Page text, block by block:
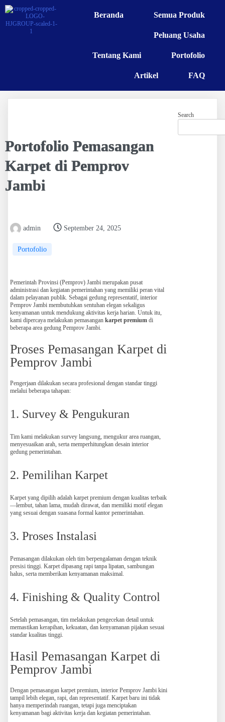
Beranda Semua Produk
Peluang Usaha
Tentang Kami Portofolio
Artikel FAQ
Portofolio Pemasangan
Karpet di Pemprov
Jambi
admin September 24, 2025
Portofolio
Pemerintah Provinsi (Pemprov) Jambi merupakan pusat
administrasi dan kegiatan pemerintahan yang memiliki peran vital
dalam pelayanan publik. Sebagai gedung representatif, interior
Pemprov Jambi membutuhkan sentuhan elegan sekaligus
kenyamanan untuk mendukung aktivitas kerja harian. Untuk itu,
kami dipercaya melakukan pemasangan karpet premium di
beberapa area gedung Pemprov Jambi.
Proses Pemasangan Karpet di
Pemprov Jambi
Pengerjaan dilakukan secara profesional dengan standar tinggi
melalui beberapa tahapan:
1. Survey & Pengukuran
Tim kami melakukan survey langsung, mengukur area ruangan,
menyesuaikan arah, serta memperhitungkan desain interior
gedung pemerintahan.
2. Pemilihan Karpet
Karpet yang dipilih adalah karpet premium dengan kualitas terbaik
—lembut, tahan lama, mudah dirawat, dan memiliki motif elegan
yang sesuai dengan suasana formal kantor pemerintahan.
3. Proses Instalasi
Pemasangan dilakukan oleh tim berpengalaman dengan teknik
presisi tinggi. Karpet dipasang rapi tanpa lipatan, sambungan
halus, serta memberikan kenyamanan maksimal.
4. Finishing & Quality Control
Setelah pemasangan, tim melakukan pengecekan detail untuk
memastikan kerapihan, kekuatan, dan kenyamanan pijakan sesuai
standar kualitas tinggi.
Hasil Pemasangan Karpet di
Pemprov Jambi
Dengan pemasangan karpet premium, interior Pemprov Jambi kini
tampil lebih elegan, rapi, dan representatif. Karpet baru ini tidak
hanya memperindah ruangan, tetapi juga menciptakan
kenyamanan bagi aktivitas kerja dan kegiatan pemerintahan.
Search